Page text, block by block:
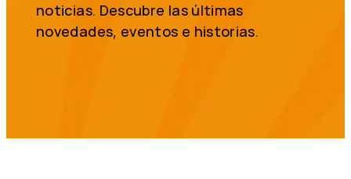
noticias. Descubre las últimas
novedades, eventos e historias.